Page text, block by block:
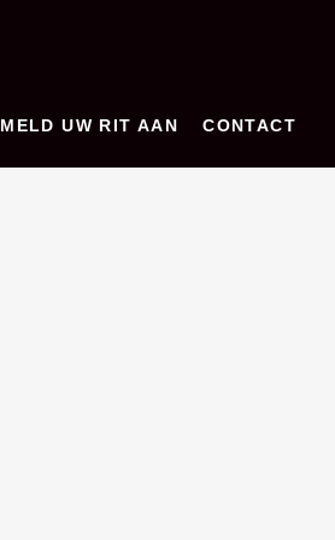
MELD UW RIT AAN CONTACT